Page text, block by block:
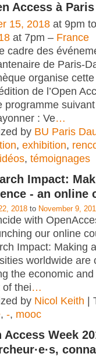
Access à
15, 2018 at 9pm
at 7pm – France
cadre des
de Paris-
organise
de l’Open
programme
: Ve…
by BU Paris
, exhibition,
, témoignages
Impact:
- an online
2018 to November 9,
with
our online
Impact: Making
worldwide are
the economic
of thei…
by Nicol Keith |
, -, mooc
Access Week